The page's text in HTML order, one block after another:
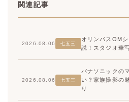
関連記事
2026.08.06 七五三
オリンパスOM
説！スタジオ華
2026.08.06 七五三
パナソニックの
い？家族撮影の
り